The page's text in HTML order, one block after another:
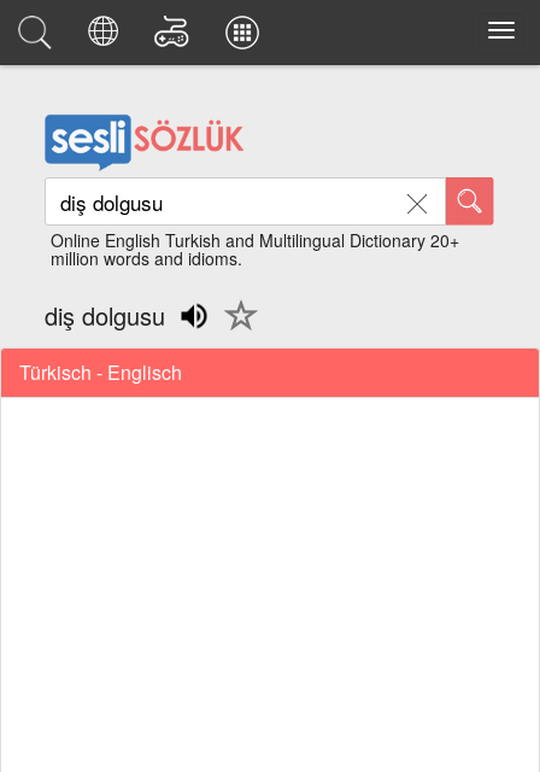
Online English Turkish and Multilingual Dictionary 20+
million words and idioms.
diş dolgusu
Türkisch - Englisch